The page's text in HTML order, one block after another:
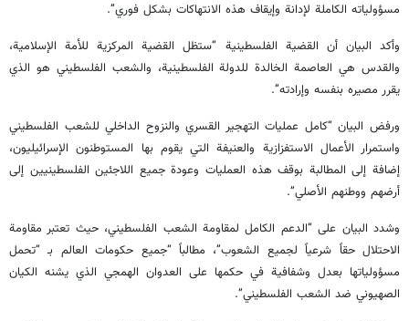
مسؤولياته الكاملة لإدانة وإيقاف هذه الانتهاكات بشكل فوري”.
وأكد البيان أن القضية الفلسطينية “ستظل القضية المركزية للأمة الإسلامية،
والقدس هي العاصمة الخالدة للدولة الفلسطينية، والشعب الفلسطيني هو الذي
يقرر مصيره بنفسه وإرادته”.
ورفض البيان “كامل عمليات التهجير القسري والنزوح الداخلي للشعب الفلسطيني
واستمرار الأعمال الاستفزازية والعنيفة التي يقوم بها المستوطنون الإسرائيليون،
إضافة إلى المطالبة بوقف هذه العمليات وعودة جميع اللاجئين الفلسطينيين إلى
أرضهم ووطنهم الأصلي”.
وشدد البيان على “الدعم الكامل لمقاومة الشعب الفلسطيني، حيث تعتبر مقاومة
الاحتلال حقاً شرعياً لجميع الشعوب”، مطالباً “جميع حكومات العالم بـ “تحمل
مسؤولياتها بعدل وشفافية في حكمها على العدوان الهمجي الذي يشنه الكيان
الصهيوني ضد الشعب الفلسطيني”.